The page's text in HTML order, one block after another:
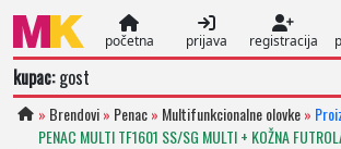
početna prijava registracija
kupac:gost
» Brendovi» Penac» Multifunkcionalne olovke»
PENAC MULTI TF1601 SS/SG MULTI + KOŽNA